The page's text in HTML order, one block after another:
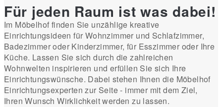
Für jeden Raum ist was dabei!
Im Möbelhof finden Sie unzählige kreative
Einrichtungsideen für Wohnzimmer und Schlafzimmer,
Badezimmer oder Kinderzimmer, für Esszimmer oder Ihre
Küche. Lassen Sie sich durch die zahlreichen
Wohnwelten inspirieren und erfüllen Sie sich Ihre
Einrichtungswünsche. Dabei stehen Ihnen die Möbelhof
Einrichtungsexperten zur Seite - immer mit dem Ziel,
Ihren Wunsch Wirklichkeit werden zu lassen.